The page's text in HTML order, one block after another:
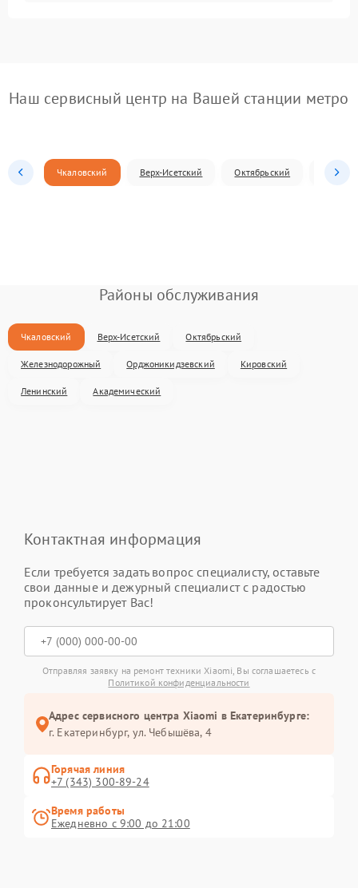
Наш сервисный центр на Вашей станции метро
Чкаловский Верх-Исетский Октябрьский
Районы обслуживания
Чкаловский Верх-Исетский Октябрьский
Железнодорожный Орджоникидзевский Кировский
Ленинский Академический
Контактная информация
Если требуется задать вопрос специалисту, оставьте
свои данные и дежурный специалист с радостью
проконсультирует Вас!
Отправляя заявку на ремонт техники Xiaomi, Вы соглашаетесь с
Политикой конфиденциальности
Адрес сервисного центра Xiaomi в Екатеринбурге:
г. Екатеринбург, ул. Чебышёва, 4
Горячая линия
+7 (343) 300-89-24
Время работы
Ежедневно с 9:00 до 21:00